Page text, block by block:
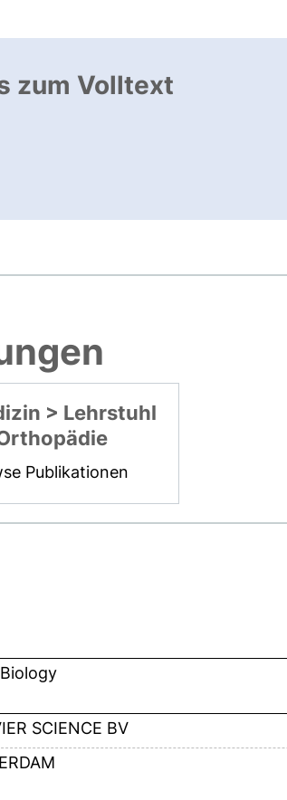
zum Volltext
neues Fenster
> Lehrstuhl
Publikationen
SCIENCE BV